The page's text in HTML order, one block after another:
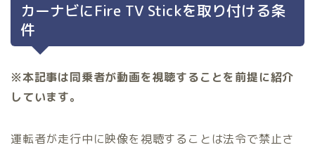
カーナビにFire TV Stickを取り付ける条
件
※本記事は同乗者が動画を視聴することを前提に紹介
しています。
運転者が走行中に映像を視聴することは法令で禁止さ